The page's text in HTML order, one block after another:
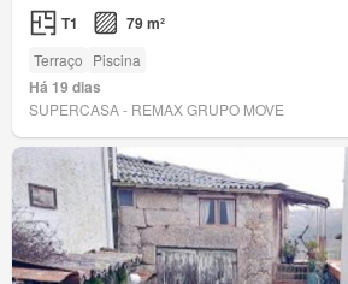
T1 79 m²
Terraço Piscina
Há 19 dias
SUPERCASA - REMAX GRUPO MOVE